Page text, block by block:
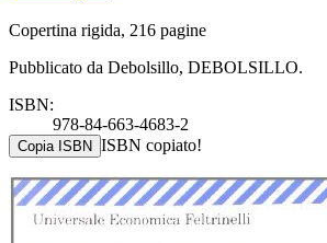
Copertina rigida, 216 pagine
Pubblicato da Debolsillo, DEBOLSILLO.
ISBN:
978-84-663-4683-2
Copia ISBN ISBN copiato!